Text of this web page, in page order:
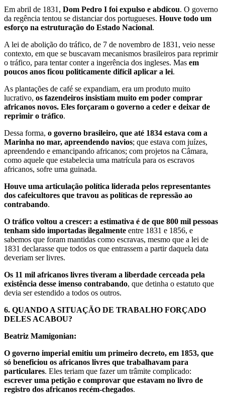
Em abril de 1831, Dom Pedro I foi expulso e abdicou. O governo
da regência tentou se distanciar dos portugueses. Houve todo um
esforço na estruturação do Estado Nacional.
A lei de abolição do tráfico, de 7 de novembro de 1831, veio nesse
contexto, em que se buscavam mecanismos brasileiros para reprimir
o tráfico, para tentar conter a ingerência dos ingleses. Mas em
poucos anos ficou politicamente difícil aplicar a lei.
As plantações de café se expandiam, era um produto muito
lucrativo, os fazendeiros insistiam muito em poder comprar
africanos novos. Eles forçaram o governo a ceder e deixar de
reprimir o tráfico.
Dessa forma, o governo brasileiro, que até 1834 estava com a
Marinha no mar, apreendendo navios; que estava com juízes,
apreendendo e emancipando africanos; com projetos na Câmara,
como aquele que estabelecia uma matrícula para os escravos
africanos, sofre uma guinada.
Houve uma articulação política liderada pelos representantes
dos cafeicultores que travou as políticas de repressão ao
contrabando.
O tráfico voltou a crescer: a estimativa é de que 800 mil pessoas
tenham sido importadas ilegalmente entre 1831 e 1856, e
sabemos que foram mantidas como escravas, mesmo que a lei de
1831 declarasse que todos os que entrassem a partir daquela data
deveriam ser livres.
Os 11 mil africanos livres tiveram a liberdade cerceada pela
existência desse imenso contrabando, que detinha o estatuto que
devia ser estendido a todos os outros.
6. QUANDO A SITUAÇÃO DE TRABALHO FORÇADO
DELES ACABOU?
Beatriz Mamigonian:
O governo imperial emitiu um primeiro decreto, em 1853, que
só beneficiou os africanos livres que trabalhavam para
particulares. Eles teriam que fazer um trâmite complicado:
escrever uma petição e comprovar que estavam no livro de
registro dos africanos recém-chegados.